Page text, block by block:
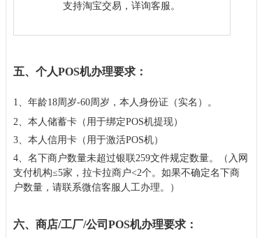
支持淘宝交易，详询客服。
五、 个人POS机办理要求：
1、年龄18周岁-60周岁，本人身份证（实名）。
2、本人储蓄卡（用于绑定POS机提现）
3、本人信用卡（用于激活POS机）
4、名下商户数量未超过银联259文件规定数量。（入网
支付机构≤5家， 拉卡拉商户<2个。如果不确定名下商
户数量，请联系微信客服人工办理。）
六、商店/工厂/公司POS机办理要求：